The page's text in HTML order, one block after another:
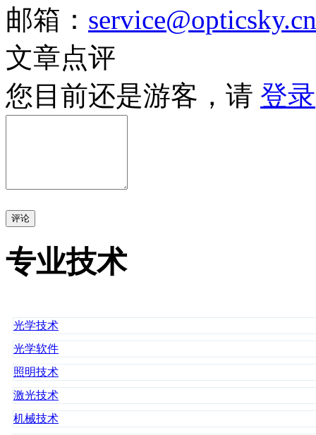
邮箱： service@opticsky.cn
文章点评
您目前还是游客，请 登录
评论
专业技术
光学技术
光学软件
照明技术
激光技术
机械技术